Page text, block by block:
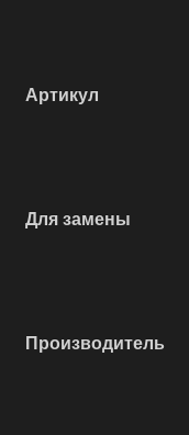
Артикул
Для замены
Производитель